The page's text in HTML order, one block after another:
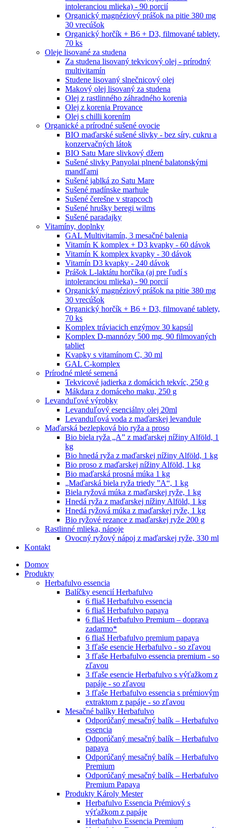
intoleranciou mlieka) - 90 porcií
Organický magnéziový prášok na pitie 380 mg
30 vrecúšok
Organický horčík + B6 + D3, filmované tablety,
70 ks
Oleje lisované za studena
Za studena lisovaný tekvicový olej - prírodný
multivitamín
Studene lisovaný slnečnicový olej
Makový olej lisovaný za studena
Olej z rastlinného záhradného korenia
Olej z korenia Provance
Olej s chilli korením
Organické a prírodné sušené ovocie
BIO maďarské sušené slivky - bez síry, cukru a
konzervačných látok
BIO Satu Mare slivkový džem
Sušené slivky Panyolai plnené balatonskými
mandľami
Sušené jablká zo Satu Mare
Sušené madínske marhule
Sušené čerešne v strapcoch
Sušené hrušky beregi wilms
Sušené paradajky
Vitamíny, doplnky
GAL Multivitamín, 3 mesačné balenia
Vitamín K komplex + D3 kvapky - 60 dávok
Vitamín K komplex kvapky - 30 dávok
Vitamín D3 kvapky - 240 dávok
Prášok L-laktátu horčíka (aj pre ľudí s
intoleranciou mlieka) - 90 porcií
Organický magnéziový prášok na pitie 380 mg
30 vrecúšok
Organický horčík + B6 + D3, filmované tablety,
70 ks
Komplex tráviacich enzýmov 30 kapsúl
Komplex D-mannózy 500 mg, 90 filmovaných
tabliet
Kvapky s vitamínom C, 30 ml
GAL C-komplex
Prírodné mleté semená
Tekvicové jadierka z domácich tekvíc, 250 g
Mákdara z domáceho maku, 250 g
Levanduľové výrobky
Levanduľový esenciálny olej 20ml
Levanduľová voda z maďarskej levandule
Maďarská bezlepková bio ryža a proso
Bio biela ryža „A” z maďarskej nížiny Alföld, 1
kg
Bio hnedá ryža z maďarskej nížiny Alföld, 1 kg
Bio proso z maďarskej nížiny Alföld, 1 kg
Bio maďarská prosná múka 1 kg
„Maďarská biela ryža triedy ”A“, 1 kg
Biela ryžová múka z maďarskej ryže, 1 kg
Hnedá ryža z maďarskej nížiny Alföld, 1 kg
Hnedá ryžová múka z maďarskej ryže, 1 kg
Bio ryžové rezance z maďarskej ryže 200 g
Rastlinné mlieka, nápoje
Ovocný ryžový nápoj z maďarskej ryže, 330 ml
Kontakt
Domov
Produkty
Herbafulvo essencia
Balíčky esencií Herbafulvo
6 fliaš Herbafulvo essencia
6 fliaš Herbafulvo papaya
6 fliaš Herbafulvo Premium – doprava
zadarmo*
6 fliaš Herbafulvo premium papaya
3 fľaše esencie Herbafulvo - so zľavou
3 fľaše Herbafulvo essencia premium - so
zľavou
3 fľaše esencie Herbafulvo s výťažkom z
papáje - so zľavou
3 fľaše Herbafulvo essencia s prémiovým
extraktom z papáje - so zľavou
Mesačné balíky Herbafulvo
Odporúčaný mesačný balík – Herbafulvo
essencia
Odporúčaný mesačný balík – Herbafulvo
papaya
Odporúčaný mesačný balík – Herbafulvo
Premium
Odporúčaný mesačný balík – Herbafulvo
Premium Papaya
Produkty Károly Mester
Herbafulvo Essencia Prémiový s
výťažkom z papáje
Herbafulvo Essencia Premium